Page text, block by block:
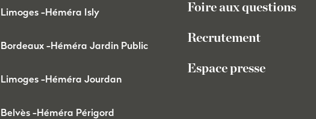
Limoges -Héméra Isly
Bordeaux -Héméra Jardin Public
Limoges -Héméra Jourdan
Belvès -Héméra Périgord
Foire aux questions
Recrutement
Espace presse